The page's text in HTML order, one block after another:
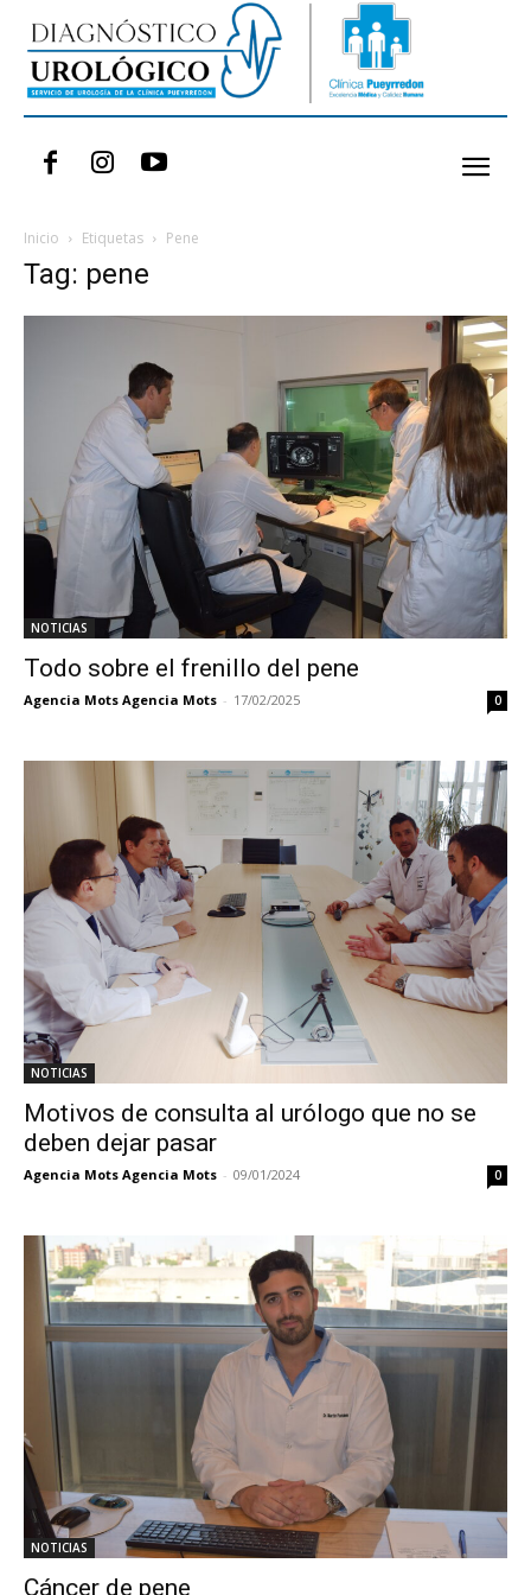
Inicio Etiquetas Pene
Tag: pene
NOTICIAS
Todo sobre el frenillo del pene
Agencia Mots Agencia Mots - 17/02/2025 0
NOTICIAS
Motivos de consulta al urólogo que no se
deben dejar pasar
Agencia Mots Agencia Mots - 09/01/2024 0
NOTICIAS
Cáncer de pene